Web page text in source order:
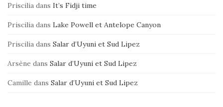
Priscilia dans It’s Fidji time
Priscilia dans Lake Powell et Antelope Canyon
Priscilia dans Salar d’Uyuni et Sud Lipez
Arsène dans Salar d’Uyuni et Sud Lipez
Camille dans Salar d’Uyuni et Sud Lipez